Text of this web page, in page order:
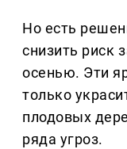
Но есть
снизить риск
осенью. Эти
только
плодовых
ряда угроз.